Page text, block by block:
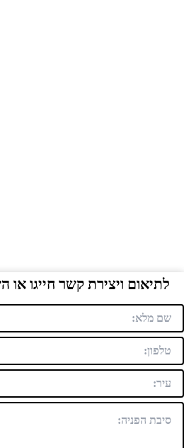
לתיאום ויצירת קשר חייגו או